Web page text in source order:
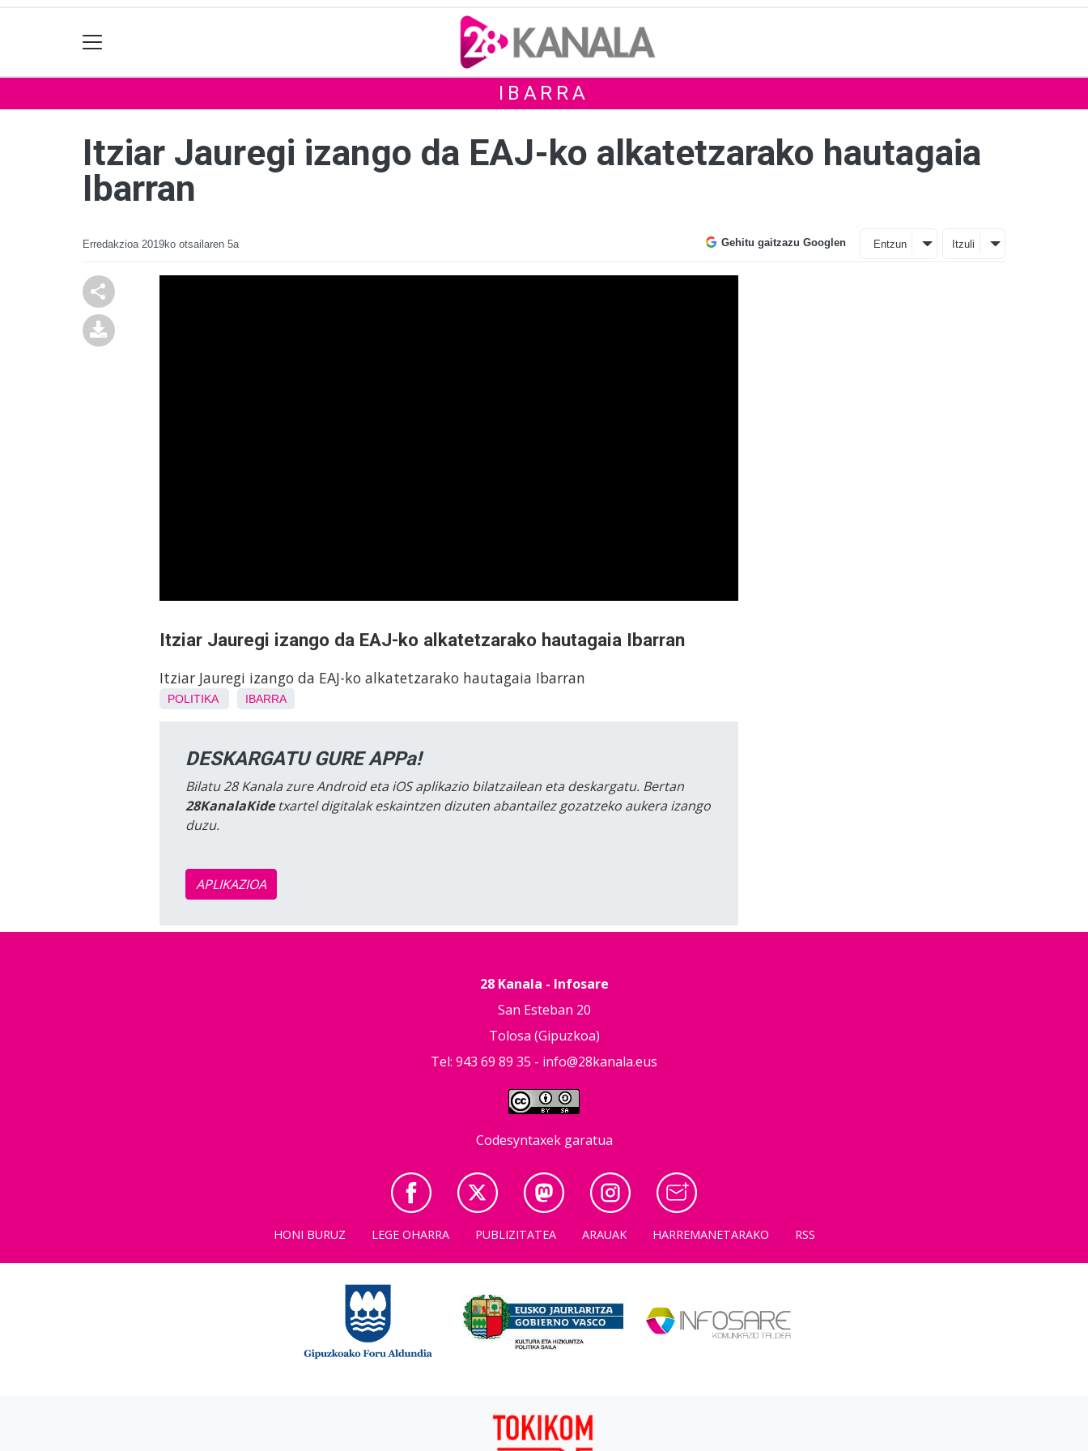
IBARRA
Itziar Jauregi izango da EAJ-ko alkatetzarako hautagaia
Ibarran
Erredakzioa 2019ko otsailaren 5a Gehitu gaitzazu Googlen Entzun Itzuli
Itziar Jauregi izango da EAJ-ko alkatetzarako hautagaia Ibarran
Itziar Jauregi izango da EAJ-ko alkatetzarako hautagaia Ibarran
POLITIKA IBARRA
DESKARGATU GURE APPa!
Bilatu 28 Kanala zure Android eta iOS aplikazio bilatzailean eta deskargatu. Bertan
28KanalaKidetxartel digitalak eskaintzen dizuten abantailez gozatzeko aukera izango
duzu.
APLIKAZIOA
28 Kanala - Infosare
San Esteban 20
Tolosa (Gipuzkoa)
Tel: 943 69 89 35 - info@28kanala.eus
Codesyntaxek garatua
HONI BURUZ LEGE OHARRA PUBLIZITATEA ARAUAK HARREMANETARAKO RSS